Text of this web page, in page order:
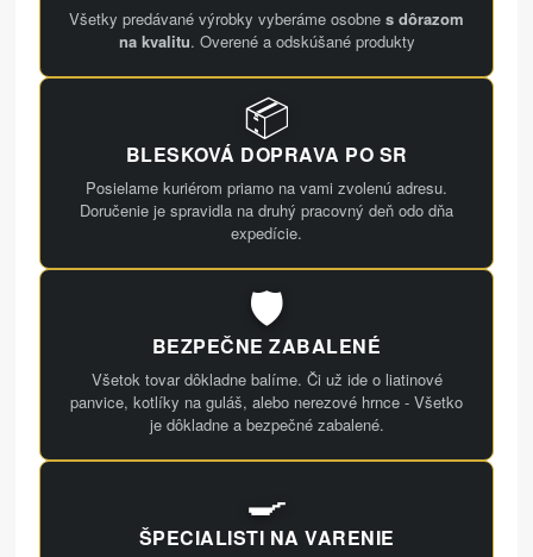
Všetky predávané výrobky vyberáme osobne s dôrazom
na kvalitu. Overené a odskúšané produkty
📦
BLESKOVÁ DOPRAVA PO SR
Posielame kuriérom priamo na vami zvolenú adresu.
Doručenie je spravidla na druhý pracovný deň odo dňa
expedície.
🛡️
BEZPEČNE ZABALENÉ
Všetok tovar dôkladne balíme. Či už ide o liatinové
panvice, kotlíky na guláš, alebo nerezové hrnce - Všetko
je dôkladne a bezpečné zabalené.
🍳
ŠPECIALISTI NA VARENIE